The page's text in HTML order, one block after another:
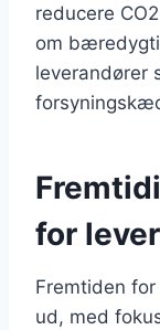
reducere
om
leverandører
for
Fremtiden
ud, med